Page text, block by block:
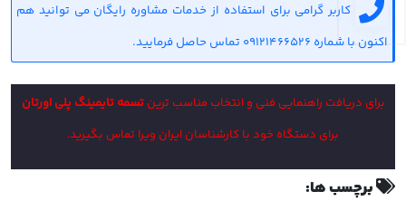
کاربر گرامی برای استفاده از خدمات مشاوره رایگان می توانید هم
اکنون با شماره 09121466526 تماس حاصل فرمایید.
برای دریافت راهنمایی فنی و انتخاب مناسب ترینتسمه تایمینگ پلی اورتان
برای دستگاه خود با کارشناسان ایران ویرا تماس بگیرید.
برچسب ها: